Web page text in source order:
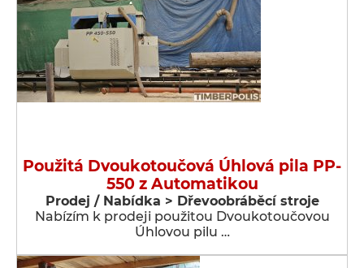
Použitá Dvoukotoučová Úhlová pila PP-
550 z Automatikou
Prodej / Nabídka > Dřevoobráběcí stroje
Nabízím k prodeji použitou Dvoukotoučovou
Úhlovou pilu …